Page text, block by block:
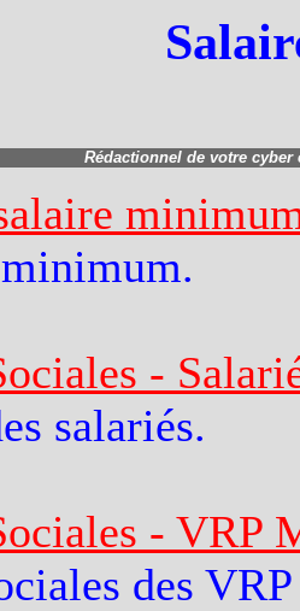
Rédactionnel de votre cyber
-
salariés.
- VRP
des